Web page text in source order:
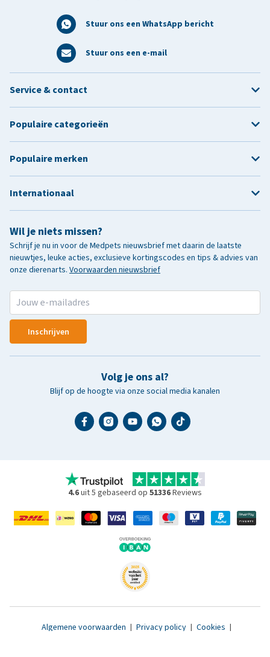
Stuur ons een WhatsApp bericht
Stuur ons een e-mail
Wil je niets missen?
Schrijf je nu in voor de Medpets nieuwsbrief met daarin de laatste
nieuwtjes, leuke acties, exclusieve kortingscodes en tips & advies van
onze dierenarts. Voorwaarden nieuwsbrief
Inschrijven
Volg je ons al?
Blijf op de hoogte via onze social media kanalen
Service & contact
Populaire categorieën
Populaire merken
Internationaal
4.6uit 5 gebaseerd op 51336Reviews
Algemene voorwaarden | Privacy policy | Cookies |